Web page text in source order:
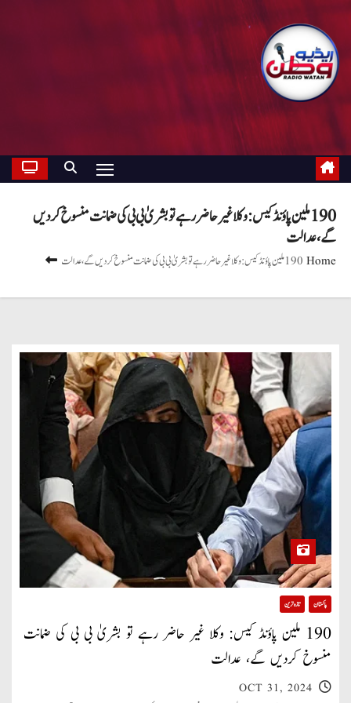
190 ملین پاؤنڈ کیس: وکلا غیر حاضر رہے تو بشریٰ بی بی کی ضمانت منسوخ کردیں
گے، عدالت
Home190 ملین پاؤنڈ کیس: وکلا غیر حاضر رہے تو بشریٰ بی بی کی ضمانت منسوخ کردیں گے، عدالت
پاکستان تازہ ترین
190 ملین پاؤنڈ کیس: وکلا غیر حاضر رہے تو بشریٰ بی بی کی ضمانت
منسوخ کردیں گے، عدالت
OCT 31, 2024